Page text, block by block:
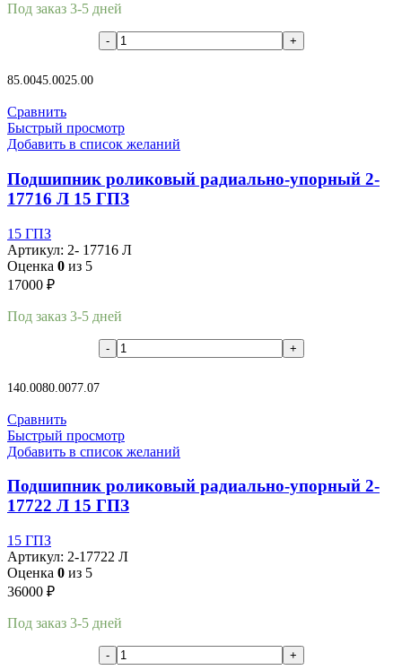
Под заказ 3-5 дней
85.0045.0025.00
Сравнить
Быстрый просмотр
Добавить в список желаний
Подшипник роликовый радиально-упорный 2-
17716 Л 15 ГПЗ
15 ГПЗ
Артикул: 2- 17716 Л
Оценка 0 из 5
17000 ₽
Под заказ 3-5 дней
140.0080.0077.07
Сравнить
Быстрый просмотр
Добавить в список желаний
Подшипник роликовый радиально-упорный 2-
17722 Л 15 ГПЗ
15 ГПЗ
Артикул: 2-17722 Л
Оценка 0 из 5
36000 ₽
Под заказ 3-5 дней